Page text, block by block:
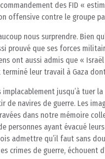
des FID «
offensive contre le groupe
nous surprendre. Bien
prouvé que ses forces
ont aussi admis que «
terminé leur travail à Gaza
implacablement jusqu’à tuer
de navires de guerre. Les
dans notre mémoire
personnes ayant évacué
admettre qu’il faut sans
crimes de guerre, échouent